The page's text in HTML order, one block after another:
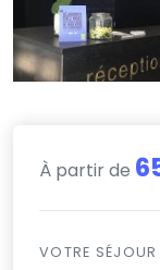
À partir de
VOTRE SÉJOUR